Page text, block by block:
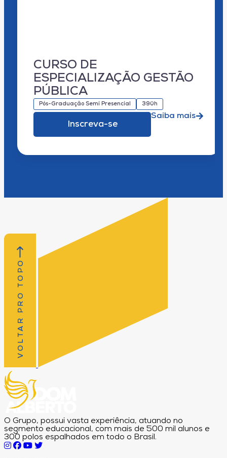
CURSO DE
ESPECIALIZAÇÃO GESTÃO
PÚBLICA
Pós-Graduação Semi Presencial 390h
Inscreva-se
Saiba mais
VOLTAR PRO TOPO
O Grupo, possui vasta experiência, atuando no
segmento educacional, com mais de 500 mil alunos e
300 polos espalhados em todo o Brasil.